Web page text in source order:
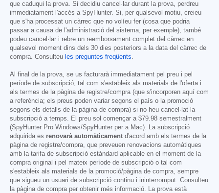
que caduqui la prova. Si decidiu cancel·lar durant la prova, perdreu
immediatament l'accés a SpyHunter. Si, per qualsevol motiu, creieu
que s'ha processat un càrrec que no volíeu fer (cosa que podria
passar a causa de l'administració del sistema, per exemple), també
podeu cancel·lar i rebre un reemborsament complet del càrrec en
qualsevol moment dins dels 30 dies posteriors a la data del càrrec de
compra. Consulteu les preguntes freqüents.
Al final de la prova, se us facturarà immediatament pel preu i pel
període de subscripció, tal com s'estableix als materials de l'oferta i
als termes de la pàgina de registre/compra (que s'incorporen aquí com
a referència; els preus poden variar segons el país o la promoció
segons els detalls de la pàgina de compra) si no heu cancel·lat la
subscripció a temps. El preu sol començar a $79.98 semestralment
(SpyHunter Pro Windows/SpyHunter per a Mac). La subscripció
adquirida es renovarà automàticament d'acord amb els termes de la
pàgina de registre/compra, que preveuen renovacions automàtiques
amb la tarifa de subscripció estàndard aplicable en el moment de la
compra original i pel mateix període de subscripció o tal com
s'estableix als materials de la promoció/pàgina de compra, sempre
que sigueu un usuari de subscripció continu i ininterromput. Consulteu
la pàgina de compra per obtenir més informació. La prova està